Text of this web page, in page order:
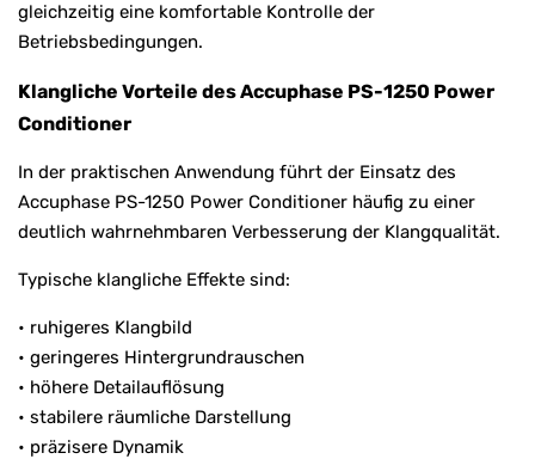
gleichzeitig eine komfortable Kontrolle der
Betriebsbedingungen.
Klangliche Vorteile des Accuphase PS-1250 Power
Conditioner
In der praktischen Anwendung führt der Einsatz des
Accuphase PS-1250 Power Conditioner häufig zu einer
deutlich wahrnehmbaren Verbesserung der Klangqualität.
Typische klangliche Effekte sind:
• ruhigeres Klangbild
• geringeres Hintergrundrauschen
• höhere Detailauflösung
• stabilere räumliche Darstellung
• präzisere Dynamik